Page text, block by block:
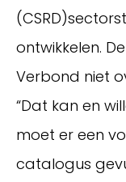
Inloggen
ontwikkelen.
Verbond niet
“Dat kan en
moet er een
catalogus